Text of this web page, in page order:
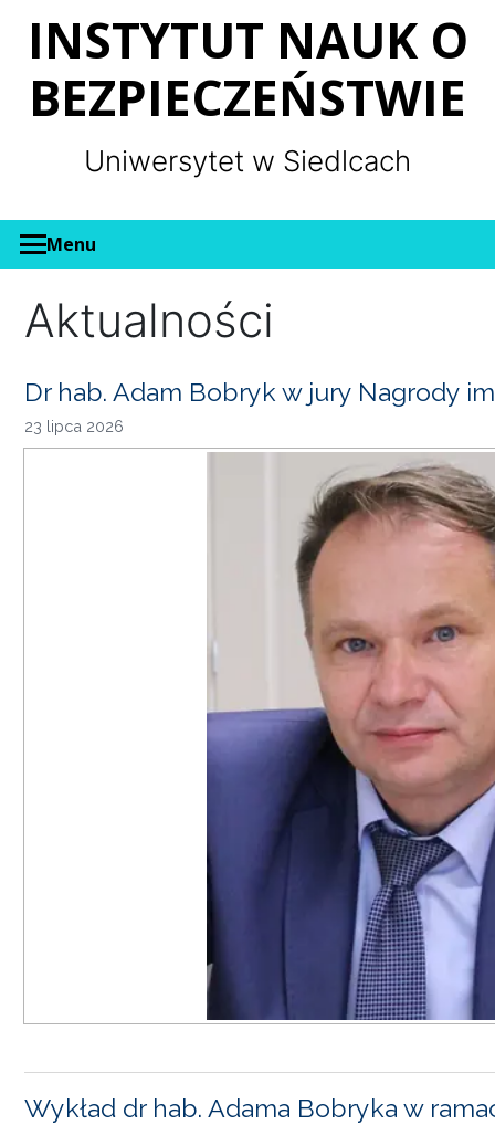
INSTYTUT NAUK O
BEZPIECZEŃSTWIE
Uniwersytet w Siedlcach
Menu
Aktualności
Dr hab. Adam Bobryk w jury Nagrody
23 lipca 2026
Wykład dr hab. Adama Bobryka w